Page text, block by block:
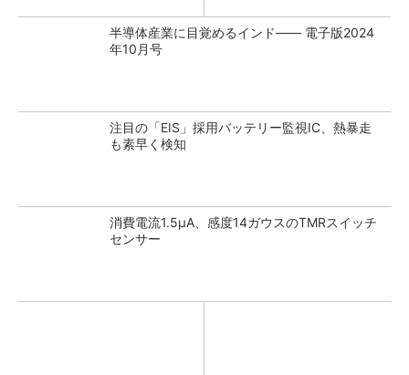
半導体産業に目覚めるインド―― 電子版2024
年10月号
注目の「EIS」採用バッテリー監視IC、熱暴走
も素早く検知
消費電流1.5μA、感度14ガウスのTMRスイッチ
センサー